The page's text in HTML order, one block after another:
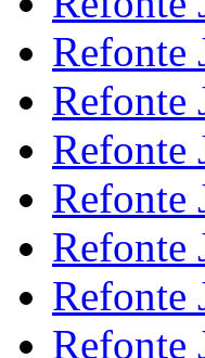
Refonte
Refonte
Refonte
Refonte
Refonte
Refonte
Refonte